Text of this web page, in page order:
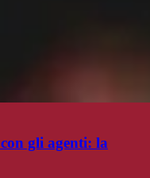
gli agenti: la